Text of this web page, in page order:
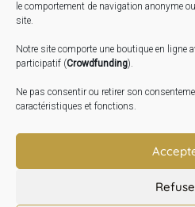
le comportement de navigation anonyme
site.
Notre site comporte une boutique en ligne
participatif (Crowdfunding).
Ne pas consentir ou retirer son
caractéristiques et fonctions.
Expo « Mesures de lumière »
Inauguration de la Grange : Le
Atelier Image : L’art au
10 Oct. 2026